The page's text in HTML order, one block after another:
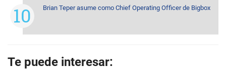
Brian Teper asume como Chief Operating Officer de Bigbox
Te puede interesar: